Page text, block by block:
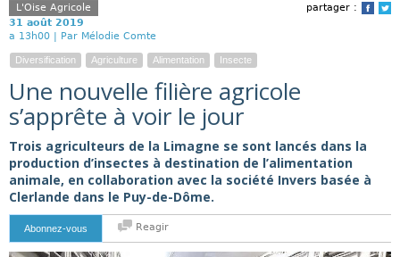
partager :
L'Oise Agricole
31 août 2019
a 13h00 | Par Mélodie Comte
Diversification Agriculture Alimentation Insecte
Une nouvelle filière agricole
s’apprête à voir le jour
Trois agriculteurs de la Limagne se sont lancés dans la
production d’insectes à destination de l’alimentation
animale, en collaboration avec la société Invers basée à
Clerlande dans le Puy-de-Dôme.
Abonnez-vous Reagir